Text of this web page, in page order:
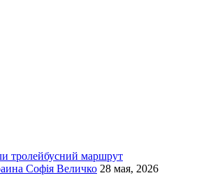
тролейбусний маршрут
Софія Величко 28 мая, 2026